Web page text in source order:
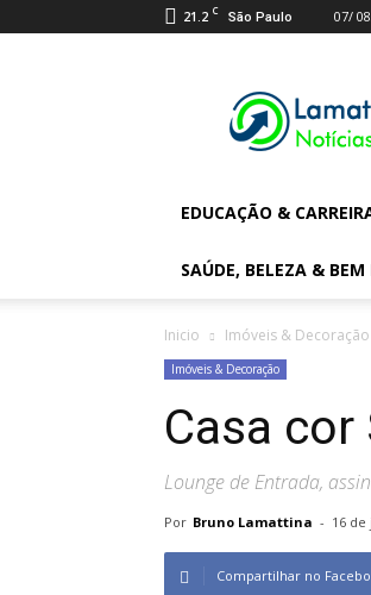
21.2 C São Paulo 07/
Digital
News
EDUCAÇÃO &
SAÚDE, BELEZA & BEM
Inicio Imóveis & Decoração
Imóveis & Decoração
Casa
Lounge de Entrada,
Por Bruno Lamattina - 16 de
Compartilhar no